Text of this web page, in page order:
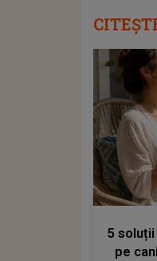
5
pe